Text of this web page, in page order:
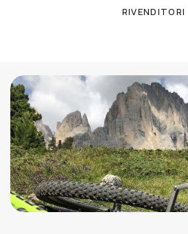
RIVENDITORI